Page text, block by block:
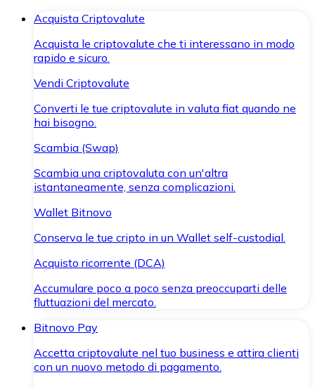
Acquista Criptovalute
Acquista le criptovalute che ti interessano in modo
rapido e sicuro.
Vendi Criptovalute
Converti le tue criptovalute in valuta fiat quando ne
hai bisogno.
Scambia (Swap)
Scambia una criptovaluta con un'altra
istantaneamente, senza complicazioni.
Wallet Bitnovo
Conserva le tue cripto in un Wallet self-custodial.
Acquisto ricorrente (DCA)
Accumulare poco a poco senza preoccuparti delle
fluttuazioni del mercato.
Bitnovo Pay
Accetta criptovalute nel tuo business e attira clienti
con un nuovo metodo di pagamento.